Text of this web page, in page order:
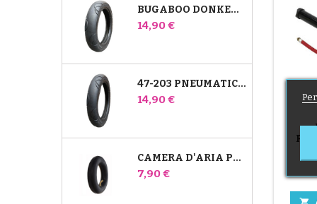
BUGABOO DONKEY 39X177 PNEUMATICO COMPATIBILE PER PASSEGGINO - PER RUOTA ANTERIORE
Prezzo
14,90 €
47-203 PNEUMATICO COMPATIBILE CON IL PASSEGGINO BUGABOO DONKEY - PER RUOTA POSTERIORE
Prezzo
14,90 €
CAMERA D'ARIA POSTERIORE WHIZ RED CASTLE
Prezzo
7,90 €